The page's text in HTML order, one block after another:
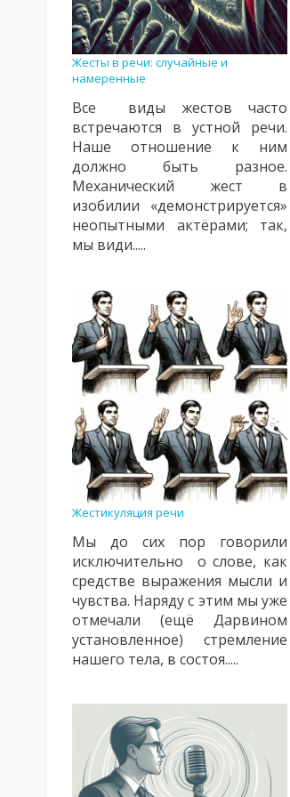
КЛАССИФИКАЦИЯ УРОКОВ. ТИПЫ
ВИДЫ, ФОРМЫ И МЕТОДЫ КОНТРОЛЯ И
СОДЕРЖАНИЕ ПЕДАГОГИЧЕСКОГО
ОБЪЕКТЫ ВОСПИТАТЕЛЬНОГО
ТЕОРИЯ ВОСПИТАНИЯ КАК НАУЧНАЯ И
ФУНКЦИИ ТЕОРИИ ВОСПИТАНИЯ
КЛАССИФИКАЦИЯ МЕТОДОВ ВОСПИТАНИЯ.
ЦЕЛЬ И ЭМОЦИОНАЛЬНО-
КОНТРОЛЬНО-РЕГУЛИРОВОЧНЫЙ
ЗАКОНЫ ВОСПИТАНИЯ И ИХ
ХАРАКТЕРИСТИКА ПРИНЦИПОВ ВОСПИТАНИЯ
ПРИНЦИП ОБЩЕСТВЕННОЙ
ПРИНЦИП СУБЪЕКТ-СУБЪЕКТНЫЙ
ПРИНЦИП НАСТУПАТЕЛЬНОСТИ И
ПРИНЦИП ГУМАНИЗМА И
ПРИНЦИПЫ, КАСАЮЩИЕСЯ СУБЪЕКТОВ
СОДЕРЖАНИЕ ВОСПИТАНИЯ КАК
ОСНОВНАЯ ЦЕЛЬ И ЗАДАЧИ
ПОНЯТИЕ О МЕТОДАХ ВОСПИТАНИЯ
ПЕДАГОГИЧЕСКАЯ ХАРАКТЕРИСТИКА
ОСНОВНЫЕ ВОСПИТАТЕЛЬНЫЕ ФУНКЦИИ
ЭТАПЫ И ПРИНЦИПЫ САМОВОСПИТАНИЯ
ОСНОВЫ ПЕДАГОГИЧЕСКОГО МАСТЕРСТВА
Жесты в речи: случайные и
намеренные
Все виды жестов часто
встречаются в устной речи.
Наше отношение к ним
должно быть разное.
Механический жест в
изобилии «демонстрируется»
неопытными актёрами; так,
мы види.....
Жестикуляция речи
Мы до сих пор говорили
исключительно о слове, как
средстве выражения мысли и
чувства. Наряду с этим мы уже
отмечали (ещё Дарвином
установленное) стремление
нашего тела, в состоя.....